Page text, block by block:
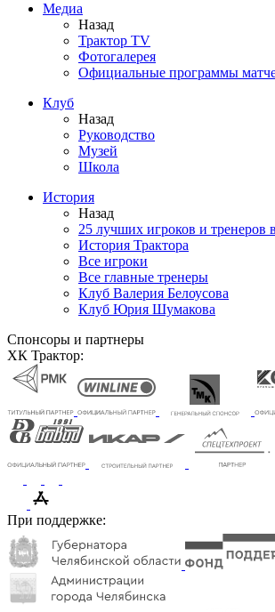
Медиа
Назад
Трактор TV
Фотогалерея
Официальные программы
Клуб
Назад
Руководство
Музей
Школа
История
Назад
25 лучших игроков и тренеров
История Трактора
Все игроки
Все главные тренеры
Клуб Валерия Белоусова
Клуб Юрия Шумакова
Спонсоры и партнеры
ХК Трактор:
При поддержке: